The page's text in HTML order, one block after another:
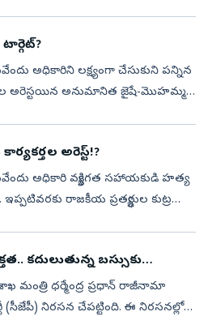
అధికారిని లక్ష్యంగా చేసుకుని పన్నిన
అరెస్టయిన అనుమానిత జైషే-మొహమ్మద్
అరెస్ట్‌!?
అధికారి వ్యక్తిగత సహాయకుడి హత్య
రాజకీయ ప్రత్యర్థుల కుట్ర
కదులుతున్న బస్సుకు
మంత్రి ధర్మేంద్ర ప్రధాన్‌ రాజీనామా
నిరసన చేపట్టింది. ఈ నిరసనల్లో